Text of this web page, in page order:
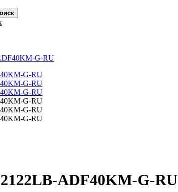
G-RU
ADF40KM-G-RU